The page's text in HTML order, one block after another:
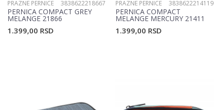
PRAZNE PERNICE 3838622218667
PERNICA COMPACT GREY
MELANGE 21866
1.399,00 RSD
PRAZNE PERNICE 3838622214119
PERNICA COMPACT
MELANGE MERCURY 21411
1.399,00 RSD